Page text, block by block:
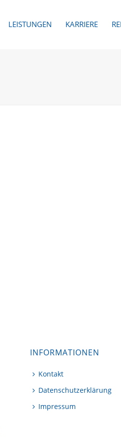
LEISTUNGEN KARRIERE
INFORMATIONEN
Kontakt
Datenschutzerklärung
Impressum